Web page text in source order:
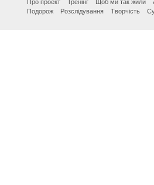
Про проект Тренінг Щоб ми так жили
Подорож
Розслідування Творчість